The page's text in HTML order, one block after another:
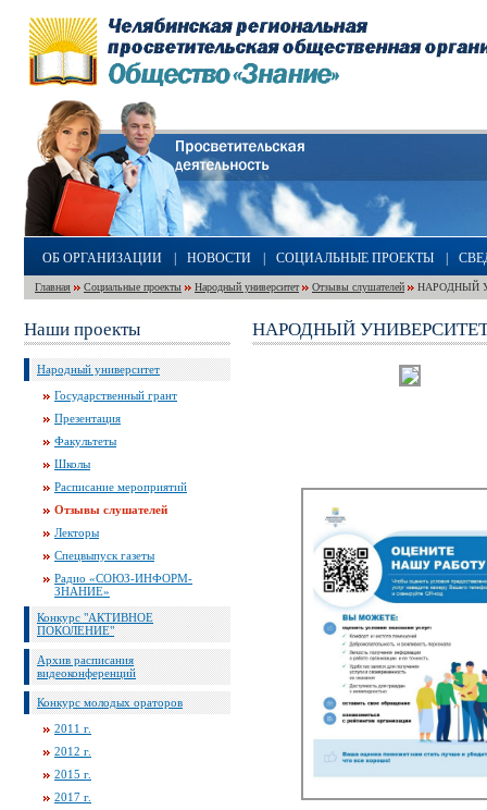
ОБ ОРГАНИЗАЦИИ НОВОСТИ СОЦИАЛЬНЫЕ ПРОЕКТЫ
Главная Социальные проекты Народный университет Отзывы слушателей НАРОДНЫЙ
Наши проекты
Народный университет
Государственный грант
Презентация
Факультеты
Школы
Расписание мероприятий
Отзывы слушателей
Лекторы
Спецвыпуск газеты
Радио «СОЮЗ-ИНФОРМ-
ЗНАНИЕ»
Конкурс "АКТИВНОЕ
ПОКОЛЕНИЕ"
Архив расписания
видеоконференций
Конкурс молодых ораторов
2011 г.
2012 г.
2015 г.
2017 г.
НАРОДНЫЙ